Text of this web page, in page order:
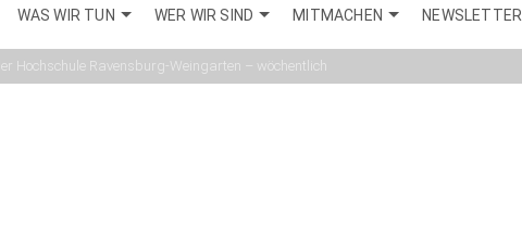
WAS WIR TUN WER WIR SIND MITMACHEN NEWSLETTER
Hochschule Ravensburg-Weingarten – wöchentlich